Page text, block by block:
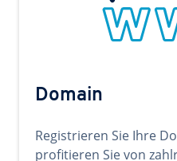
Domain
Registrieren Sie Ihre
profitieren Sie von